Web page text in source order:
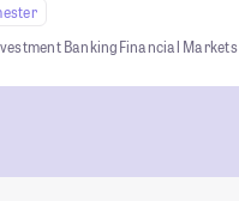
BankingFinancial Markets